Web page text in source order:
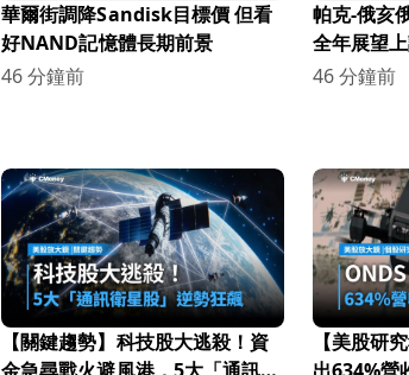
華爾街調降Sandisk目標價 但看
好NAND記憶體長期前景
46 分鐘前
帕克-俄亥
全年展望
46 分鐘前
【關鍵趨勢】科技股大逃殺！資
金急尋戰火避風港，5大「通訊衛
【美股研
出634%營